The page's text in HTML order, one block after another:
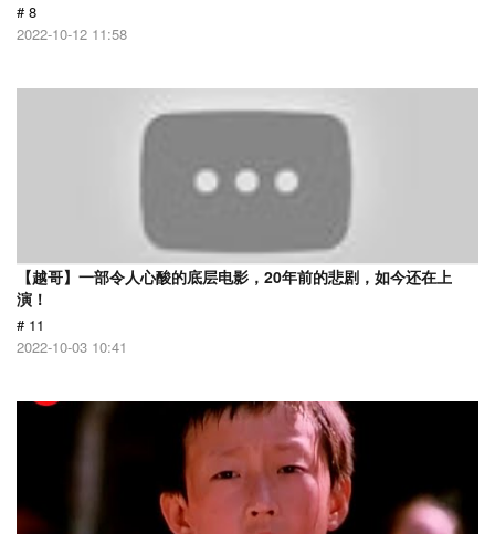
# 8
2022-10-12 11:58
【越哥】一部令人心酸的底层电影，20年前的悲剧，如今还在上
演！
# 11
2022-10-03 10:41